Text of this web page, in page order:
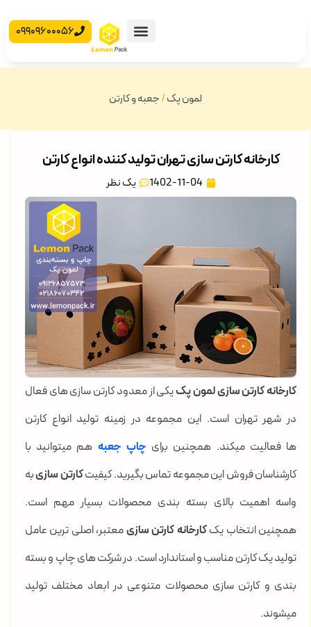
09909600056
لمون پک/جعبه و کارتن
کارخانه کارتن سازی تهران تولید کننده انواع کارتن
1402-11-04 یک نظر
کارخانه کارتن سازیلمون پکیکی از معدود کارتن سازی های فعال
در شهر تهران است. این مجموعه در زمینه تولید انواع کارتن
ها فعالیت میکند. همچنین برای چاپ جعبه هم میتوانید با
کارشناسان فروش این مجموعه تماس بگیرید. کیفیتکارتن سازیبه
واسه اهمیت بالای بسته بندی محصولات بسیار مهم است.
همچنین انتخاب یککارخانه کارتن سازیمعتبر، اصلی ترین عامل
تولید یک کارتن مناسب و استاندارد است. در شرکت های چاپ و بسته
بندی و کارتن سازی محصولات متنوعی در ابعاد مختلف تولید
میشوند.